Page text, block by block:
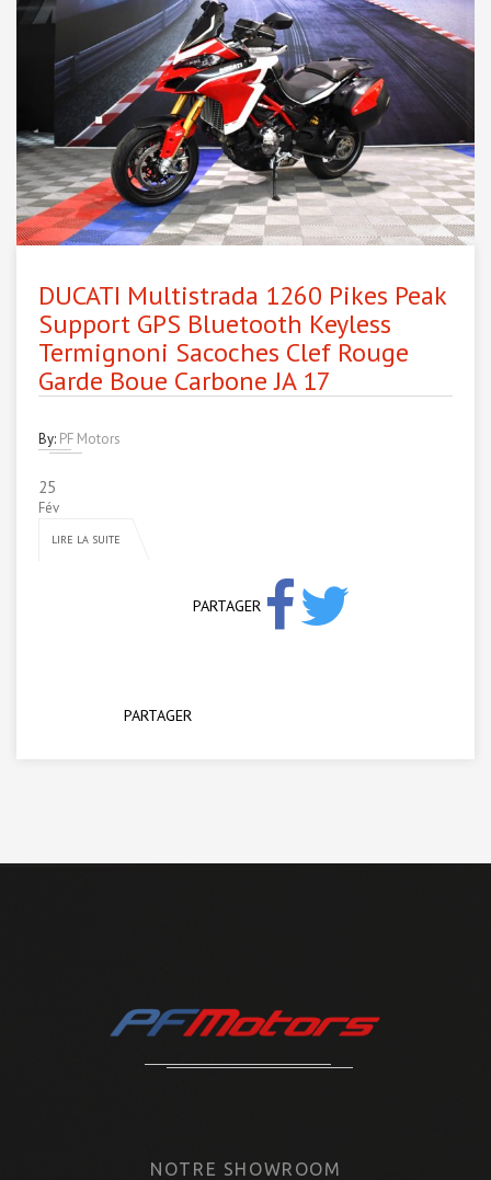
DUCATI Multistrada 1260 Pikes Peak
Support GPS Bluetooth Keyless
Termignoni Sacoches Clef Rouge
Garde Boue Carbone JA 17
By: PF Motors
25
Fév
LIRE LA SUITE
PARTAGER
PARTAGER
NOTRE SHOWROOM